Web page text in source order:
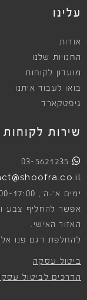
עלינו
אודות
החנויות שלנו
מועדון לקוחות
בואו לעבוד איתנו
גיפטקארד
שירות לקוחות
03-5621235
ימים א׳-ה׳, 17:00
אפשר להחליף צבע
האזור האישי.
להחלפת דגם פנו
ביטול עסקה
הדרכים לביטול